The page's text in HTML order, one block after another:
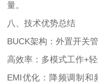
量。
八、技术优势总结
BUCK架构：外置开关
高效率：多模式工作+
EMI优化：降频调制和